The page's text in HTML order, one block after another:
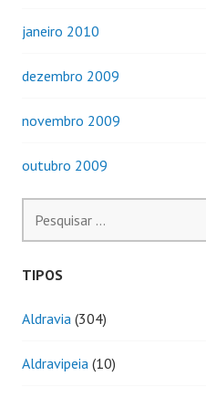
janeiro 2010
dezembro 2009
novembro 2009
outubro 2009
por:
TIPOS
Aldravia (304)
Aldravipeia (10)